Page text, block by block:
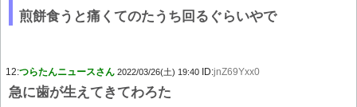
煎餅食うと痛くてのたうち回るぐらいやで
12:つらたんニュースさん 2022/03/26(土) 19:40 ID:jnZ69Yxx0
急に歯が生えてきてわろた